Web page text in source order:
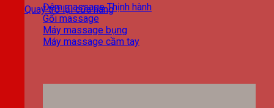
Quay trở lại cửa hàng
Đệm massage
Gối massage
Máy massage bụng
Máy massage cầm tay